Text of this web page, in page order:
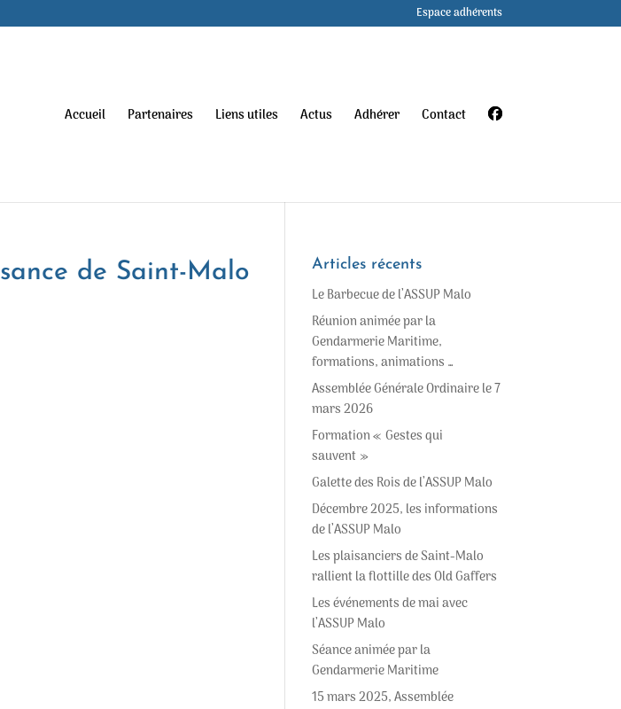
Espace adhérents
Accueil Partenaires Liens utiles Actus Adhérer Contact
de Saint-Malo
Articles récents
Le Barbecue de l’ASSUP Malo
Réunion animée par la
Gendarmerie Maritime,
formations, animations …
Assemblée Générale Ordinaire le 7
mars 2026
Formation « Gestes qui
sauvent »
Galette des Rois de l’ASSUP Malo
Décembre 2025, les informations
de l’ASSUP Malo
Les plaisanciers de Saint-Malo
rallient la flottille des Old Gaffers
Les événements de mai avec
l’ASSUP Malo
Séance animée par la
Gendarmerie Maritime
15 mars 2025, Assemblée